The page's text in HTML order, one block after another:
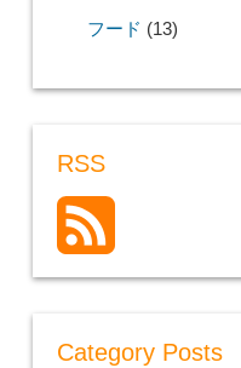
フード (13)
RSS
Category Posts